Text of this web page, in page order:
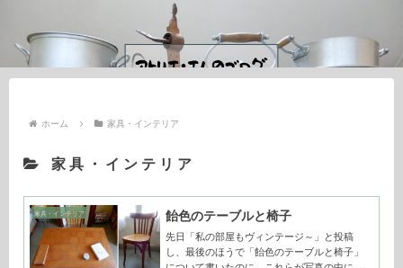
ホーム 家具・インテリア
家具・インテリア
家具・インテリア 飴色のテーブルと椅子
先日「私の部屋もヴィンテージ～」と投稿
し、最後のほうで「飴色のテーブルと椅子」